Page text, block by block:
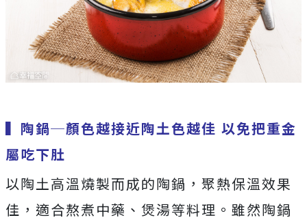
▍陶鍋─顏色越接近陶土色越佳 以免把重金
屬吃下肚
以陶土高溫燒製而成的陶鍋，聚熱保溫效果
佳，適合熬煮中藥、煲湯等料理。雖然陶鍋